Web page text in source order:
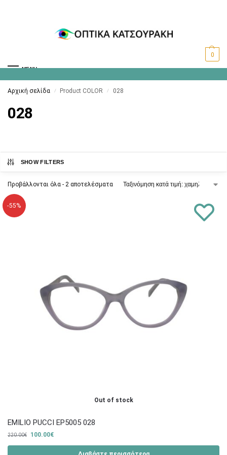
MENU
0
Αρχική σελίδα / Product COLOR / 028
028
SHOW FILTERS
Προβάλλονται όλα - 2 αποτελέσματα
-55%
Out of stock
EMILIO PUCCI EP5005 028
220.00€ 100.00€